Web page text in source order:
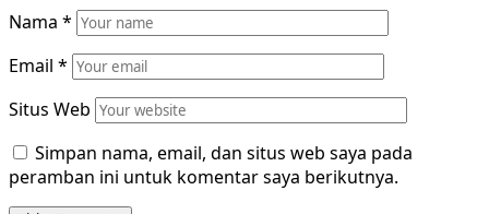
Nama *
Email *
Situs Web
Simpan nama, email, dan situs web saya pada
peramban ini untuk komentar saya berikutnya.